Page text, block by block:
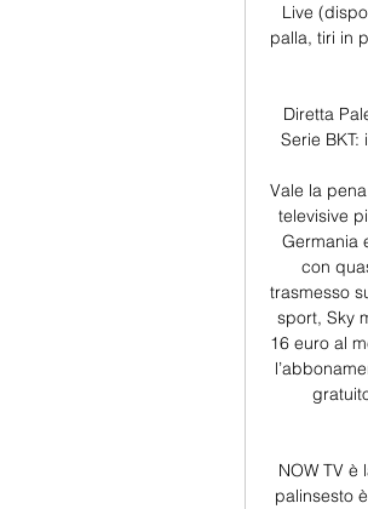
Live
palla, tiri in
Diretta
Serie
Vale la
televisive
Germania
con
trasmesso
sport, Sky
16 euro al
NOW TV
palinsesto